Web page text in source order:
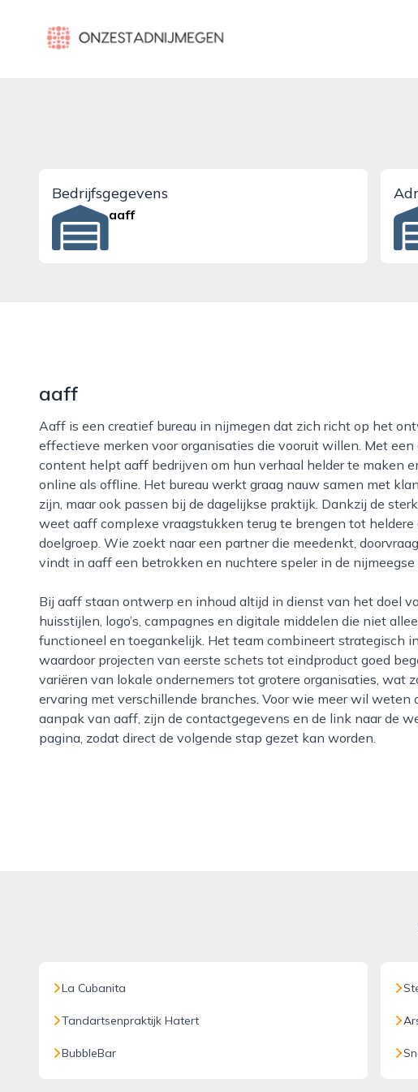
onzestadnijmegen.nl
Bedrijfsgegevens
aaff
aaff
Aaff is een creatief bureau in nijmegen dat zich richt op het ontwikkelen van herkenbare en
effectieve merken voor organisaties die vooruit willen. Met
content helpt aaff bedrijven om hun verhaal helder te maken
online als offline. Het bureau werkt graag nauw samen met
zijn, maar ook passen bij de dagelijkse praktijk. Dankzij de
weet aaff complexe vraagstukken terug te brengen tot
doelgroep. Wie zoekt naar een partner die meedenkt,
vindt in aaff een betrokken en nuchtere speler in de nijmeegse
Bij aaff staan ontwerp en inhoud altijd in dienst van het doel van de klant. Dat zie je terug in
huisstijlen, logo’s, campagnes en digitale middelen die niet
functioneel en toegankelijk. Het team combineert strategisch
waardoor projecten van eerste schets tot eindproduct goed
variëren van lokale ondernemers tot grotere organisaties, wat
ervaring met verschillende branches. Voor wie meer wil weten
aanpak van aaff, zijn de contactgegevens en de link naar de
pagina, zodat direct de volgende stap gezet kan worden.
La Cubanita
Tandartsenpraktijk Hatert
BubbleBar